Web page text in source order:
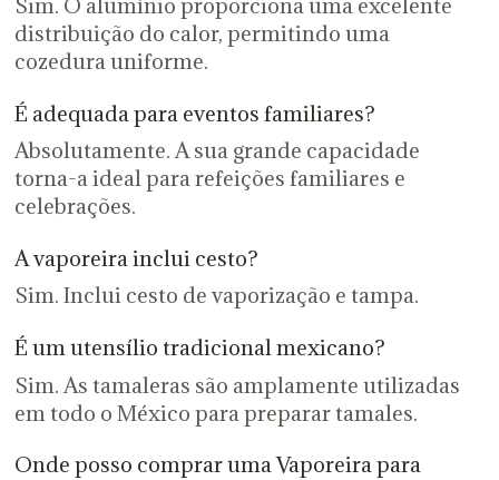
Sim. O alumínio proporciona uma excelente
distribuição do calor, permitindo uma
cozedura uniforme.
É adequada para eventos familiares?
Absolutamente. A sua grande capacidade
torna-a ideal para refeições familiares e
celebrações.
A vaporeira inclui cesto?
Sim. Inclui cesto de vaporização e tampa.
É um utensílio tradicional mexicano?
Sim. As tamaleras são amplamente utilizadas
em todo o México para preparar tamales.
Onde posso comprar uma Vaporeira para